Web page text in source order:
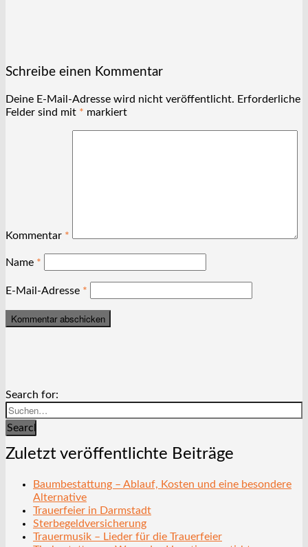
Schreibe einen Kommentar
Deine E-Mail-Adresse wird nicht veröffentlicht. Erforderliche
Felder sind mit * markiert
Kommentar *
Name *
E-Mail-Adresse *
Search for:
Search
Zuletzt veröffentlichte Beiträge
Baumbestattung – Ablauf, Kosten und eine besondere
Alternative
Trauerfeier in Darmstadt
Sterbegeldversicherung
Trauermusik – Lieder für die Trauerfeier